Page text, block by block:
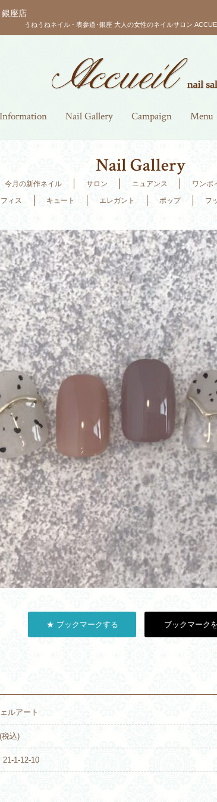
銀座店
うねうねネイル - 表参道･銀座 大人の女性のネイルサロン
Information Nail Gallery Campaign Menu
Nail Gallery
今月の新作ネイル サロン ニュアンス ワンポ
ィス
キュート エレガント ポップ フ
★ ブックマークする ブックマーク
ルアート
税込)
1-12-10